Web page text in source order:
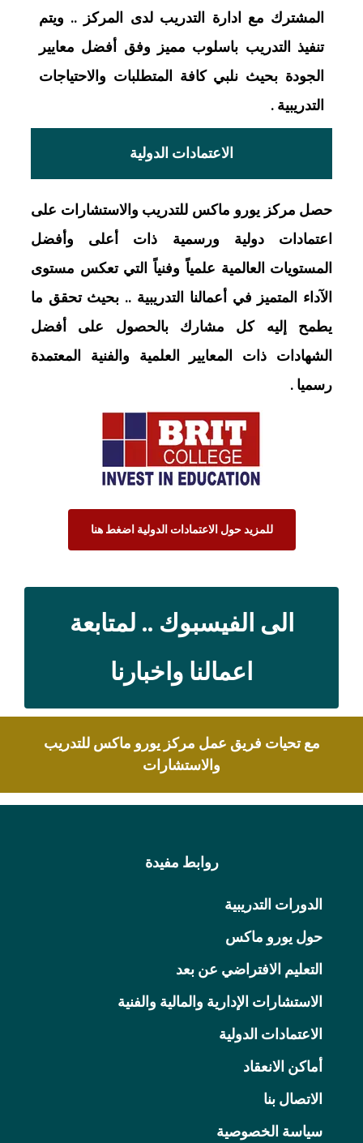
المشترك مع ادارة التدريب لدى المركز .. ويتم
تنفيذ التدريب باسلوب مميز وفق أفضل معايير
الجودة بحيث نلبي كافة المتطلبات والاحتياجات
التدريبية .
الاعتمادات الدولية
حصل مركز يورو ماكس للتدريب والاستشارات على
اعتمادات دولية ورسمية ذات أعلى وأفضل
المستويات العالمية علمياً وفنياً التي تعكس مستوى
الآداء المتميز في أعمالنا التدريبية .. بحيث تحقق ما
يطمح إليه كل مشارك بالحصول على أفضل
الشهادات ذات المعايير العلمية والفنية المعتمدة
رسميا .
للمزيد حول الاعتمادات الدولية اضغط هنا
الى الفيسبوك .. لمتابعة
اعمالنا واخبارنا
مع تحيات فريق عمل مركز يورو ماكس للتدريب
والاستشارات
روابط مفيدة
الدورات التدريبية
حول يورو ماكس
التعليم الافتراضي عن بعد
الاستشارات الإدارية والمالية والفنية
الاعتمادات الدولية
أماكن الانعقاد
الاتصال بنا
سياسة الخصوصية